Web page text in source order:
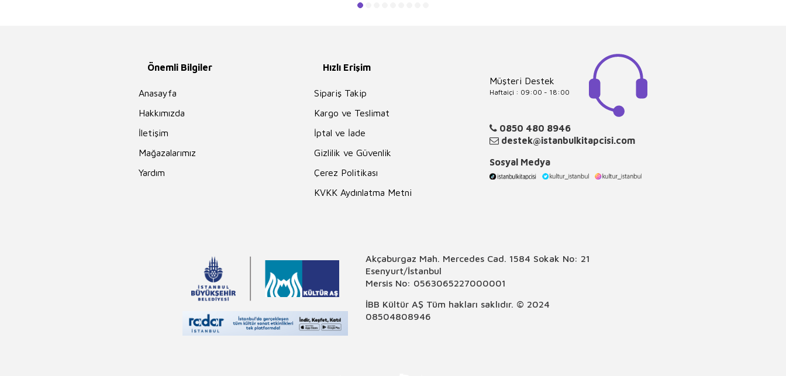
Önemli Bilgiler
Anasayfa
Hakkımızda
İletişim
Mağazalarımız
Yardım
Hızlı Erişim
Sipariş Takip
Kargo ve Teslimat
İptal ve İade
Gizlilik ve Güvenlik
Çerez Politikası
KVKK Aydınlatma Metni
Müşteri Destek
Haftaiçi : 09:00 - 18:00
0850 480 8946
destek@istanbulkitapcisi.com
Sosyal Medya
Akçaburgaz Mah. Mercedes Cad. 1584 Sokak No: 21
Esenyurt/İstanbul
Mersis No: 0563065227000001
İBB Kültür AŞ Tüm hakları saklıdır. © 2024
08504808946